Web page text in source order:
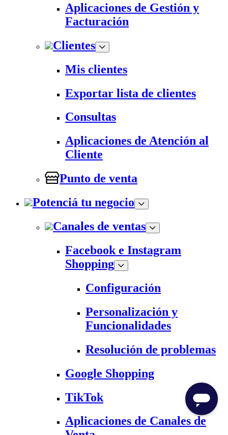
Aplicaciones de Gestión y
Facturación
Clientes
Mis clientes
Exportar lista de clientes
Consultas
Aplicaciones de Atención al
Cliente
Punto de venta
Potenciá tu negocio
Canales de ventas
Facebook e Instagram
Shopping
Configuración
Personalización y
Funcionalidades
Resolución de problemas
Google Shopping
TikTok
Aplicaciones de Canales de